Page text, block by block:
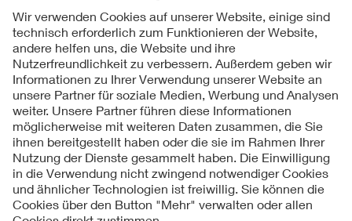
Folgen Sie uns
Kontakt
Impressum